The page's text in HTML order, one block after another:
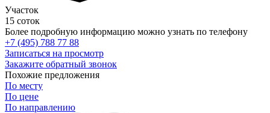
Участок
15 соток
Более подробную информацию можно узнать по телефону
+7 (495) 788 77 88
Записаться на просмотр
Закажите обратный звонок
Похожие предложения
По месту
По цене
По направлению